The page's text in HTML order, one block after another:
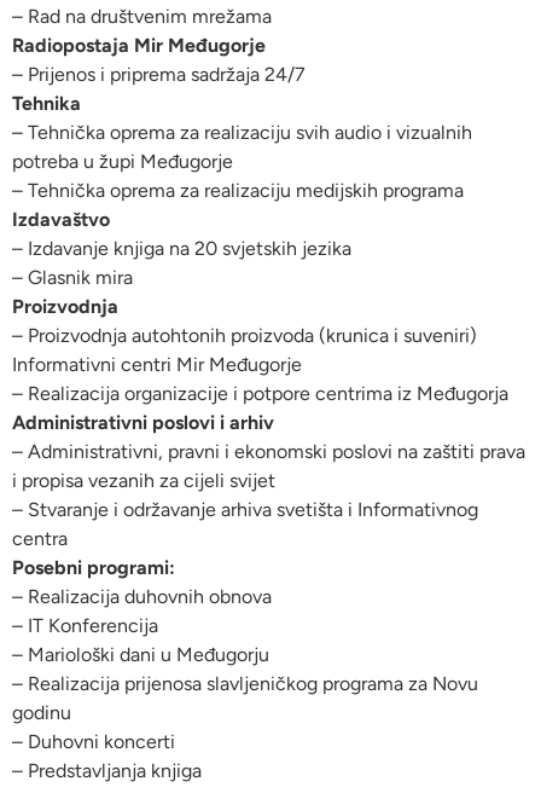
– Rad na društvenim mrežama
Radiopostaja Mir Međugorje
– Prijenos i priprema sadržaja 24/7
Tehnika
– Tehnička oprema za realizaciju svih audio i vizualnih
potreba u župi Međugorje
– Tehnička oprema za realizaciju medijskih programa
Izdavaštvo
– Izdavanje knjiga na 20 svjetskih jezika
– Glasnik mira
Proizvodnja
– Proizvodnja autohtonih proizvoda (krunica i suveniri)
Informativni centri Mir Međugorje
– Realizacija organizacije i potpore centrima iz Međugorja
Administrativni poslovi i arhiv
– Administrativni, pravni i ekonomski poslovi na zaštiti prava
i propisa vezanih za cijeli svijet
– Stvaranje i održavanje arhiva svetišta i Informativnog
centra
Posebni programi:
– Realizacija duhovnih obnova
– IT Konferencija
– Mariološki dani u Međugorju
– Realizacija prijenosa slavljeničkog programa za Novu
godinu
– Duhovni koncerti
– Predstavljanja knjiga